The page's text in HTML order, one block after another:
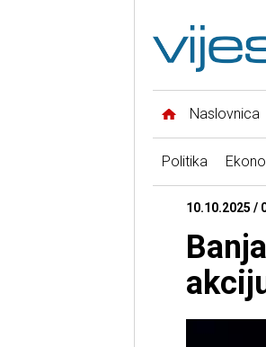
Naslovnica
Politika
10.10.2025 /